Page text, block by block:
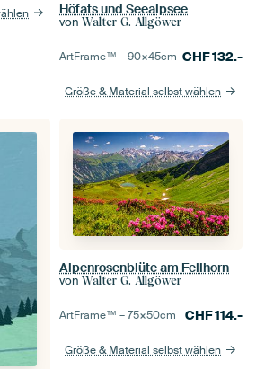
Höfats und Seealpsee
von Walter G. Allgöwer
ArtFrame™ –90×45cm CHF132.-
Größe & Material selbst wählen
Alpenrosenblüte am Fellhorn
von Walter G. Allgöwer
ArtFrame™ –75×50cm CHF114.-
Größe & Material selbst wählen